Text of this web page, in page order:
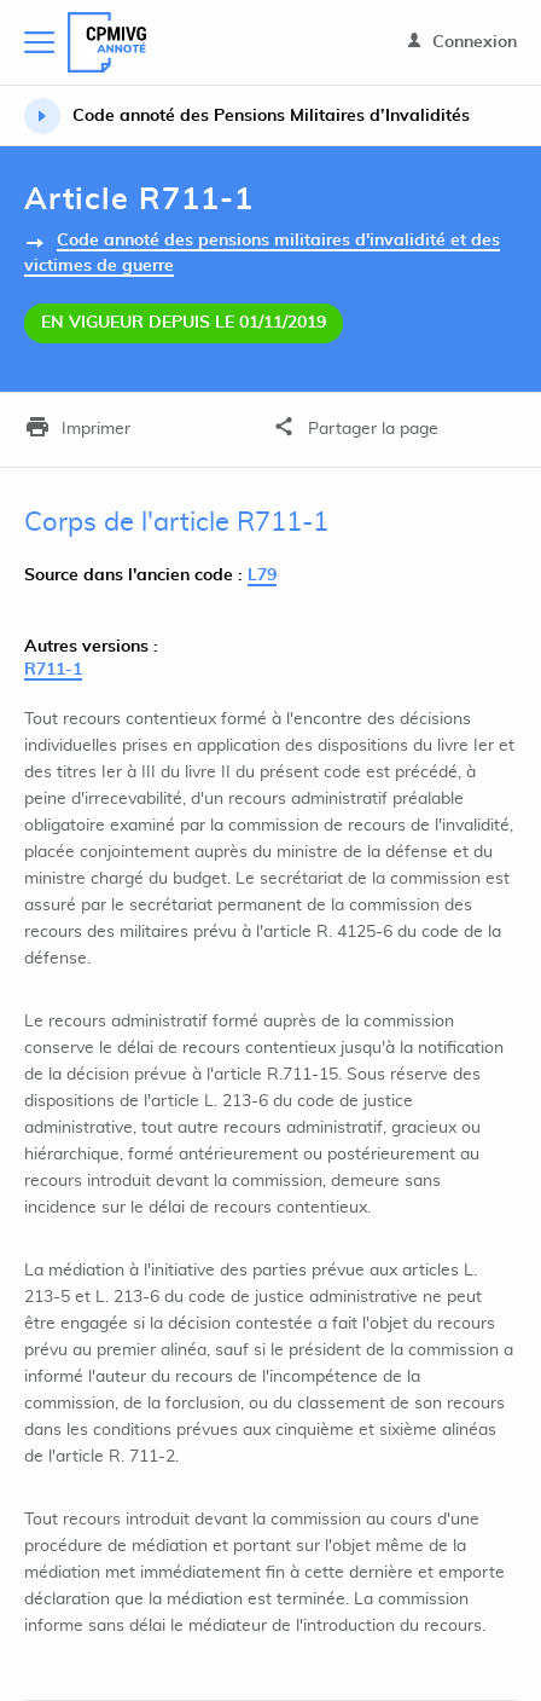
Connexion
Code annoté des Pensions Militaires d’Invalidités
Article R711-1
Code annoté des pensions militaires d'invalidité et des
victimes de guerre
EN VIGUEUR DEPUIS LE 01/11/2019
Imprimer Partager la page
Corps de l'article R711-1
Source dans l'ancien code : L79
Autres versions :
R711-1
Tout recours contentieux formé à l'encontre des décisions
individuelles prises en application des dispositions du livre Ier et
des titres Ier à III du livre II du présent code est précédé, à
peine d'irrecevabilité, d'un recours administratif préalable
obligatoire examiné par la commission de recours de l'invalidité,
placée conjointement auprès du ministre de la défense et du
ministre chargé du budget. Le secrétariat de la commission est
assuré par le secrétariat permanent de la commission des
recours des militaires prévu à l'article R. 4125-6 du code de la
défense.
Le recours administratif formé auprès de la commission
conserve le délai de recours contentieux jusqu'à la notification
de la décision prévue à l'article R.711-15. Sous réserve des
dispositions de l'article L. 213-6 du code de justice
administrative, tout autre recours administratif, gracieux ou
hiérarchique, formé antérieurement ou postérieurement au
recours introduit devant la commission, demeure sans
incidence sur le délai de recours contentieux.
La médiation à l'initiative des parties prévue aux articles L.
213-5 et L. 213-6 du code de justice administrative ne peut
être engagée si la décision contestée a fait l'objet du recours
prévu au premier alinéa, sauf si le président de la commission a
informé l'auteur du recours de l'incompétence de la
commission, de la forclusion, ou du classement de son recours
dans les conditions prévues aux cinquième et sixième alinéas
de l'article R. 711-2.
Tout recours introduit devant la commission au cours d'une
procédure de médiation et portant sur l'objet même de la
médiation met immédiatement fin à cette dernière et emporte
déclaration que la médiation est terminée. La commission
informe sans délai le médiateur de l'introduction du recours.